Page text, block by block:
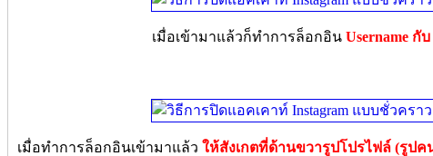
เมื่อเข้ามาแล้วก็ทำการล็อกอิน Username กั
เมื่อทำการล็อกอินเข้ามาแล้ว ให้สังเกตที่ด้านขวารูปโปรไฟล์ (รูปค